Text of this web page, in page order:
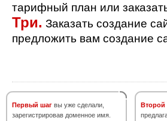
тарифный план или
Три. Заказать создание
предложить вам создание
Первый шаг вы уже сделали,
зарегистрировав доменное имя.
Второй